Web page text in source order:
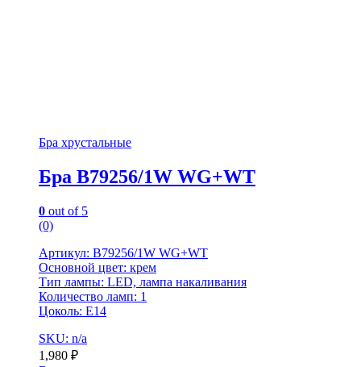
Бра хрустальные
Бра B79256/1W WG+WT
0 out of 5
(0)
Артикул: B79256/1W WG+WT
Основной цвет: крем
Тип лампы: LED, лампа накаливания
Количество ламп: 1
Цоколь: Е14
SKU: n/a
1,980 ₽